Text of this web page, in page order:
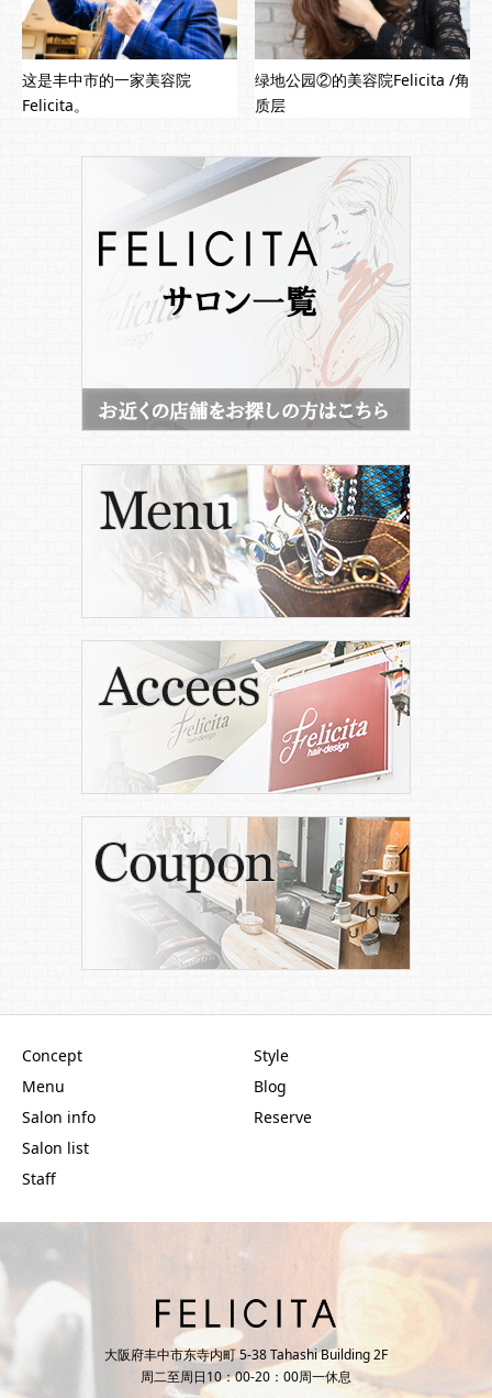
这是丰中市的一家美容院
Felicita。
绿地公园②的美容院Felicita /角
质层
Concept
Menu
Salon info
Salon list
Staff
Style
Blog
Reserve
大阪府丰中市东寺内町 5-38 Tahashi Building 2F
周二至周日10：00-20：00周一休息